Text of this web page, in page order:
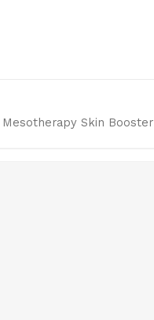
Mesotherapy Skin Booster